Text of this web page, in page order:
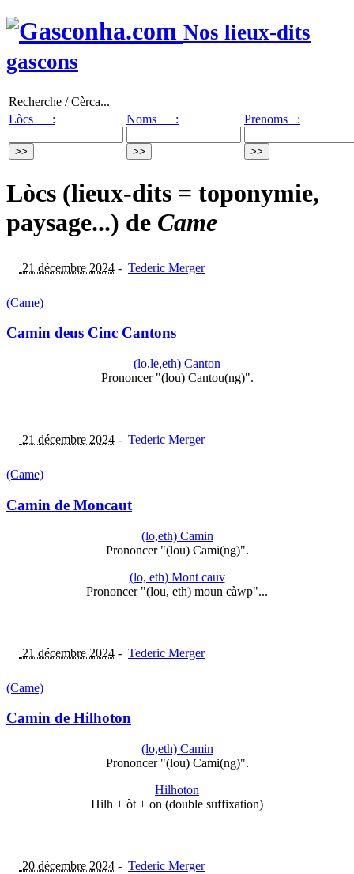
Nos lieux-dits
gascons
Recherche / Cèrca...
Lòcs :
Noms : Prenoms :
Lòcs (lieux-dits = toponymie,
paysage...) de Came
21 décembre 2024 - Tederic Merger
(Came)
Camin deus Cinc Cantons
(lo,le,eth) Canton
Prononcer "(lou) Cantou(ng)".
21 décembre 2024 - Tederic Merger
(Came)
Camin de Moncaut
(lo,eth) Camin
Prononcer "(lou) Cami(ng)".
(lo, eth) Mont cauv
Prononcer "(lou, eth) moun càwp"...
21 décembre 2024 - Tederic Merger
(Came)
Camin de Hilhoton
(lo,eth) Camin
Prononcer "(lou) Cami(ng)".
Hilhoton
Hilh + òt + on (double suffixation)
20 décembre 2024 - Tederic Merger